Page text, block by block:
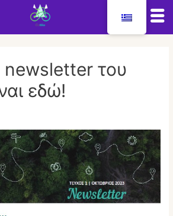
του
εδώ!